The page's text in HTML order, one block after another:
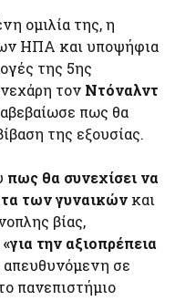
ομιλία της, η
ΗΠΑ και υποψήφια
της 5ης
τον Ντόναλντ
πως θα
της εξουσίας.
πως θα συνεχίσει να
των γυναικών και
βίας,
«για την αξιοπρέπεια
απευθυνόμενη σε
πανεπιστήμιο